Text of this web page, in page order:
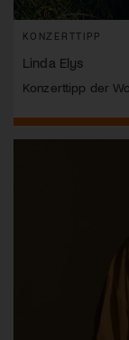
KONZERTTIPP
Linda Elys
Konzerttipp der